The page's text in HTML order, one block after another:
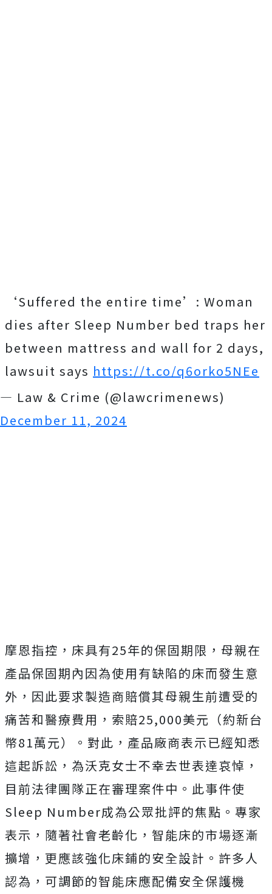
‘Suffered the entire time’: Woman
dies after Sleep Number bed traps her
between mattress and wall for 2 days,
lawsuit says https://t.co/q6orko5NEe
— Law & Crime (@lawcrimenews)
December 11, 2024
摩恩指控，床具有25年的保固期限，母親在
產品保固期內因為使用有缺陷的床而發生意
外，因此要求製造商賠償其母親生前遭受的
痛苦和醫療費用，索賠25,000美元（約新台
幣81萬元）。對此，產品廠商表示已經知悉
這起訴訟，為沃克女士不幸去世表達哀悼，
目前法律團隊正在審理案件中。此事件使
Sleep Number成為公眾批評的焦點。專家
表示，隨著社會老齡化，智能床的市場逐漸
擴增，更應該強化床鋪的安全設計。許多人
認為，可調節的智能床應配備安全保護機